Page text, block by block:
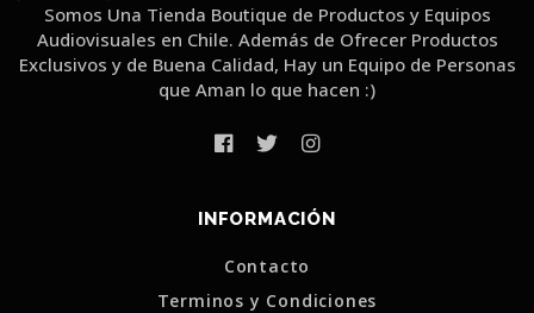
Somos Una Tienda Boutique de Productos y Equipos
Audiovisuales en Chile. Además de Ofrecer Productos
Exclusivos y de Buena Calidad, Hay un Equipo de Personas
que Aman lo que hacen :)
INFORMACIÓN
Contacto
Terminos y Condiciones